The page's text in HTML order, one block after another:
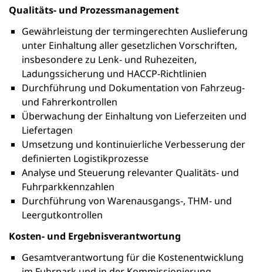
Qualitäts- und Prozessmanagement
Gewährleistung der termingerechten Auslieferung
unter Einhaltung aller gesetzlichen Vorschriften,
insbesondere zu Lenk- und Ruhezeiten,
Ladungssicherung und HACCP-Richtlinien
Durchführung und Dokumentation von Fahrzeug-
und Fahrerkontrollen
Überwachung der Einhaltung von Lieferzeiten und
Liefertagen
Umsetzung und kontinuierliche Verbesserung der
definierten Logistikprozesse
Analyse und Steuerung relevanter Qualitäts- und
Fuhrparkkennzahlen
Durchführung von Warenausgangs-, THM- und
Leergutkontrollen
Kosten- und Ergebnisverantwortung
Gesamtverantwortung für die Kostenentwicklung